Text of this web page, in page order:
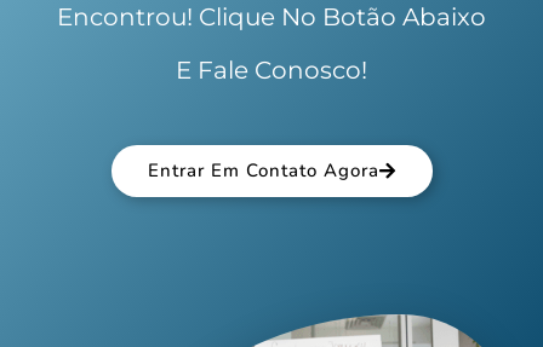
Encontrou! Clique No Botão Abaixo
E Fale Conosco!
Entrar Em Contato Agora